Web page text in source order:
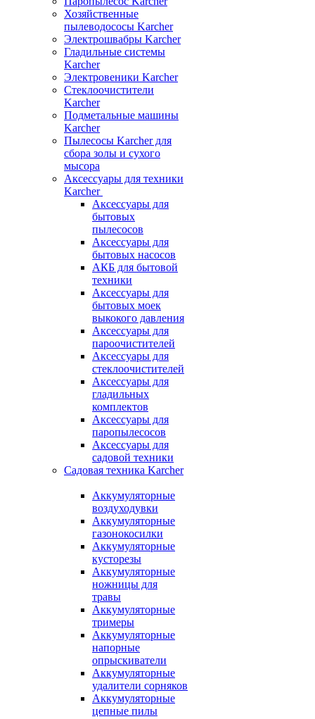
Хозяйственные
пылеводососы Karcher
Электрошвабры Karcher
Гладильные системы
Karcher
Электровеники Karcher
Стеклоочистители
Karcher
Подметальные машины
Karcher
Пылесосы Karcher для
сбора золы и сухого
мысора
Аксессуары для техники
Karcher
Аксессуары для
бытовых
пылесосов
Аксессуары для
бытовых насосов
АКБ для бытовой
техники
Аксессуары для
бытовых моек
выкокого давления
Аксессуары для
пароочистителей
Аксессуары для
стеклоочистителей
Аксессуары для
гладильных
комплектов
Аксессуары для
паропылесосов
Аксессуары для
садовой техники
Садовая техника Karcher
Аккумуляторные
воздуходувки
Аккумуляторные
газонокосилки
Аккумуляторные
кусторезы
Аккумуляторные
ножницы для
травы
Аккумуляторные
тримеры
Аккумуляторные
напорные
опрыскиватели
Аккумуляторные
удалители сорняков
Аккумуляторные
цепные пилы